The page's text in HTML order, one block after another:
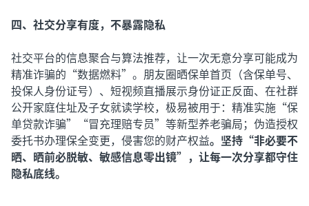
四、社交分享有度，不暴露隐私
社交平台的信息聚合与算法推荐，让一次无意分享可能成为
精准诈骗的“数据燃料”。朋友圈晒保单首页（含保单号、
投保人身份证号）、短视频直播展示身份证正反面、在社群
公开家庭住址及子女就读学校，极易被用于：精准实施“保
单贷款诈骗”“冒充理赔专员”等新型养老骗局；伪造授权
委托书办理保全变更，侵害您的财产权益。坚持“非必要不
晒、晒前必脱敏、敏感信息零出镜”，让每一次分享都守住
隐私底线。